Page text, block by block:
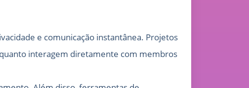
e comunicação instantânea. Projetos
interagem diretamente com membros